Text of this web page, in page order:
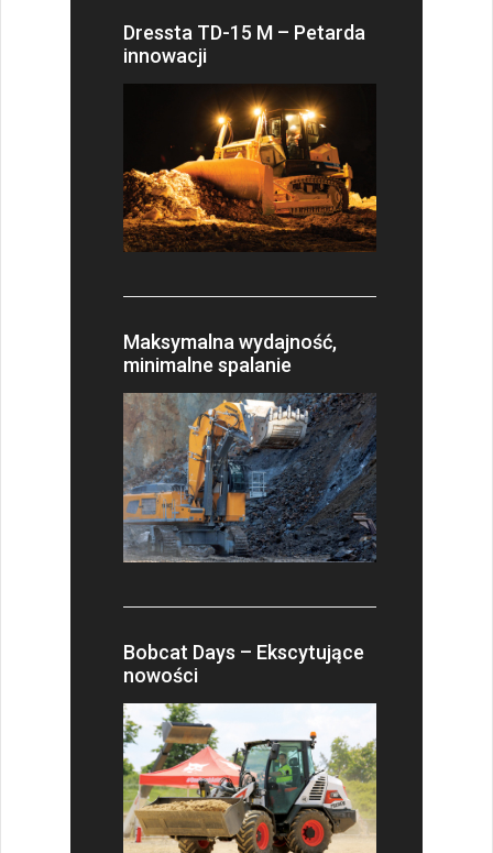
Dressta TD-15 M – Petarda
innowacji
Maksymalna wydajność,
minimalne spalanie
Bobcat Days – Ekscytujące
nowości